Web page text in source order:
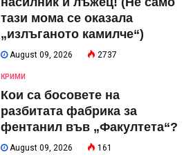
тази мома се оказала
„излъганото камилче“)
August 09, 2026 2737
КРИМИ
Кои са босовете на
разбитата фабрика за
фентанил във „Факултета“?
August 09, 2026 161